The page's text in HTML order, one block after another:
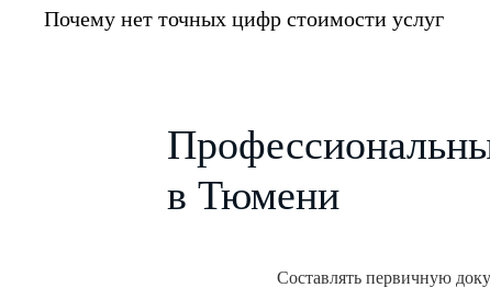
Почему нет точных цифр стоимости услуг
в Тюмени
Составлять первичную